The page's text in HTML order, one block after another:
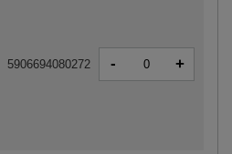
5906694080272 - +